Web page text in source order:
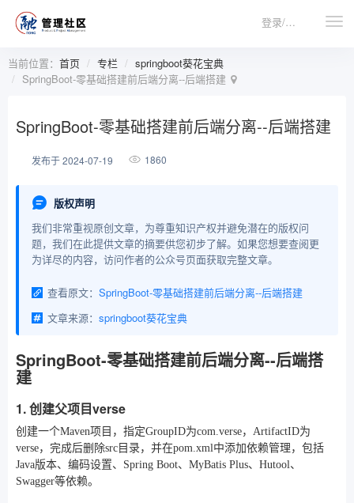
登录/注册
当前位置： 首页 专栏
springboot葵花宝典
​SpringBoot-零基础搭建前后端分离--后端搭建
​SpringBoot-零基础搭建前后端分离--后端搭建
发布于 2024-07-19 1860
版权声明
我们非常重视原创文章，为尊重知识产权并避免潜在的版权问
题，我们在此提供文章的摘要供您初步了解。如果您想要查阅更
为详尽的内容，访问作者的公众号页面获取完整文章。
查看原文： ​SpringBoot-零基础搭建前后端分离--后端搭建
文章来源： springboot葵花宝典
SpringBoot-零基础搭建前后端分离--后端搭
建
1. 创建父项目verse
创建一个Maven项目，指定GroupID为com.verse，ArtifactID为
verse，完成后删除src目录，并在pom.xml中添加依赖管理，包括
Java版本、编码设置、Spring Boot、MyBatis Plus、Hutool、
Swagger等依赖。